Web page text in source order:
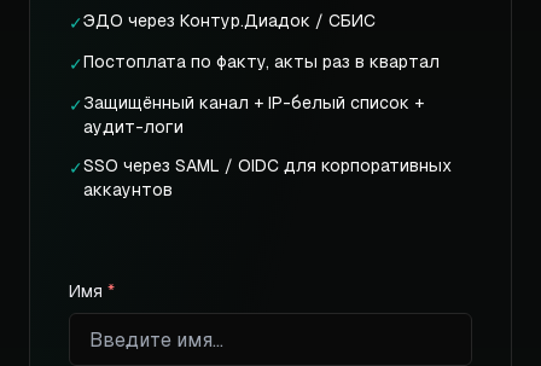
✓ЭДО через Контур.Диадок / СБИС
✓Постоплата по факту, акты раз в квартал
✓Защищённый канал + IP-белый список +
аудит-логи
✓SSO через SAML / OIDC для корпоративных
аккаунтов
Имя *